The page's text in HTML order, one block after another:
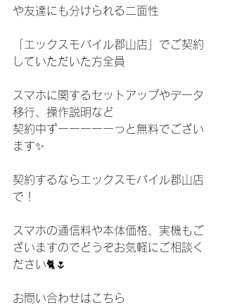
や友達にも分けられる二面性
「エックスモバイル郡山店」でご契約
していただいた方全員
スマホに関するセットアップやデータ
移行、操作説明など
契約中ずーーーーーっと無料でござい
ます✨
契約するならエックスモバイル郡山店
で！
スマホの通信料や本体価格、実機もご
ざいますのでどうぞお気軽にご相談く
ださい🐈🌷
お問い合わせはこちら